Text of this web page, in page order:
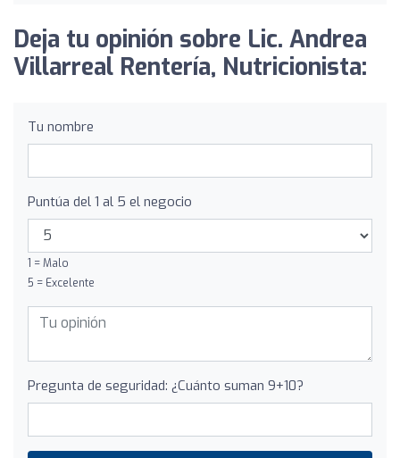
Deja tu opinión sobre Lic. Andrea
Villarreal Rentería, Nutricionista:
Tu nombre
Puntúa del 1 al 5 el negocio
1 = Malo
5 = Excelente
Pregunta de seguridad: ¿Cuánto suman 9+10?